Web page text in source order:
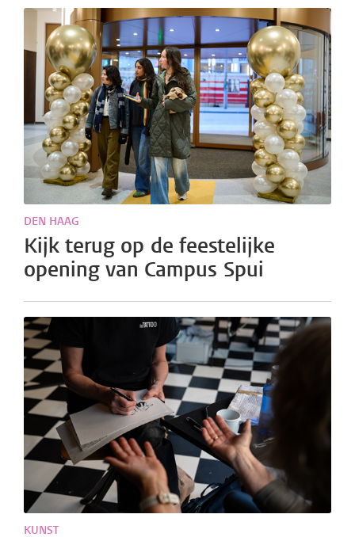
DEN HAAG
Kijk terug op de feestelijke
opening van Campus Spui
KUNST